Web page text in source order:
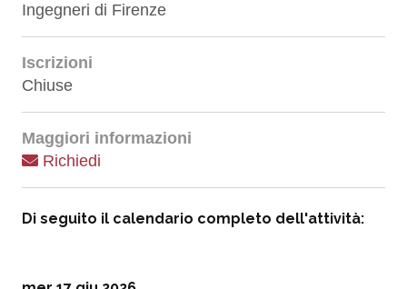
Ingegneri di Firenze
Iscrizioni
Chiuse
Maggiori informazioni
Richiedi
Di seguito il calendario completo dell'attività: